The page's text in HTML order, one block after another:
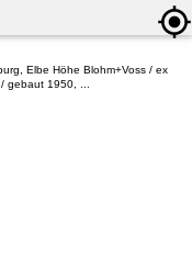
Elbe Höhe Blohm+Voss / ex
gebaut 1950, ...